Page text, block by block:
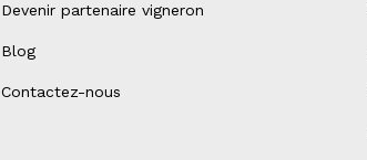
Devenir partenaire vigneron
Blog
Contactez-nous